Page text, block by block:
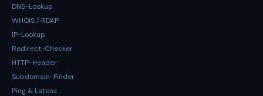
DNS-Lookup
WHOIS / RDAP
IP-Lookup
Redirect-Checker
HTTP-Header
Subdomain-Finder
Ping & Latenz